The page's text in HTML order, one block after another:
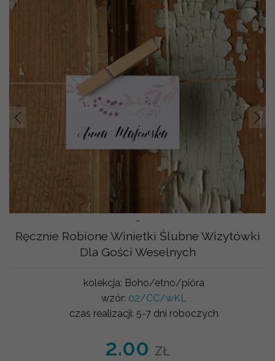
-
Prev
Ręcznie Robione Winietki Ślubne Wizytówki
Dla Gości Weselnych
kolekcja: Boho/etno/pióra
wzór: 02/CC/wKL
czas realizacji: 5-7 dni roboczych
2.00 ZŁ